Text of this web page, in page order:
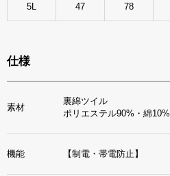
5L 47 78
仕様
素材
裏綿ツイル
ポリエステル90%・綿10%
機能 【制電・帯電防止】